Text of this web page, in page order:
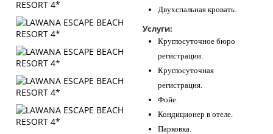
Двухспальная кровать.
Услуги:
Круглосуточное бюро
регистрации.
Круглосуточная
регистрация.
Фойе.
Кондиционер в отеле.
Парковка.